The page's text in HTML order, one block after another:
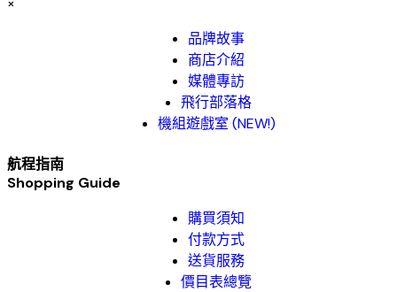
品牌故事​
商店介紹
媒體專訪
飛行部落格
機組遊戲室 (NEW!)
航程指南
Shopping Guide
購買須知
付款方式
送貨服務
價目表總覽